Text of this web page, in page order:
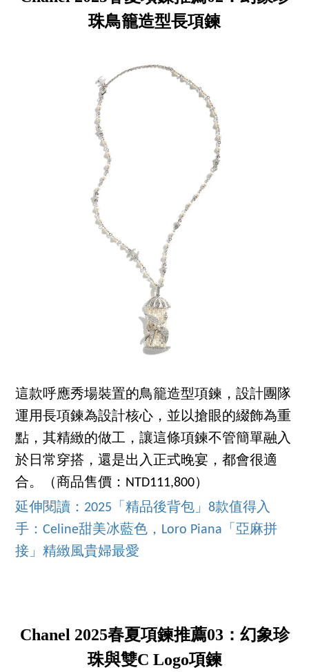
珠鳥籠造型長項鍊
這款呼應秀場裝置的鳥籠造型項鍊，設計團隊
運用長項鍊為設計核心，並以搶眼的綴飾為重
點，其精緻的做工，讓這條項鍊不管簡單融入
於日常穿搭，還是出入正式晚宴，都會很適
合。（商品售價：NTD111,800）
延伸閱讀：2025「精品後背包」8款值得入
手：Celine甜美冰藍色，Loro Piana「亞麻拼
接」精緻風貴婦最愛
Chanel 2025春夏項鍊推薦03：幻象珍
珠與雙C Logo項鍊